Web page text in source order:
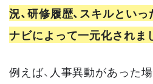
況、研修履歴、スキルとい
ナビによって一元化されま
例えば、人事異動があった